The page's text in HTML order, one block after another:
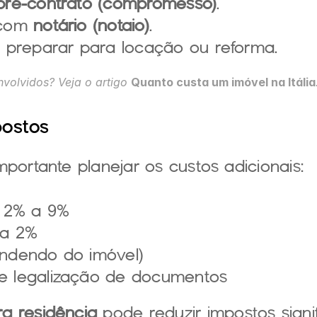
notário (notaio).
para locação ou reforma.
Veja o artigo Quanto custa um imóvel na Itália.
planejar os custos adicionais:
a 9%
2%
do imóvel)
legalização de documentos
residência pode reduzir impostos